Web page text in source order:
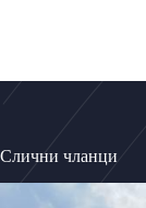
Слични чланци